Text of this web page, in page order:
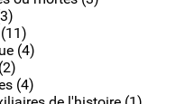
(4)
(4)